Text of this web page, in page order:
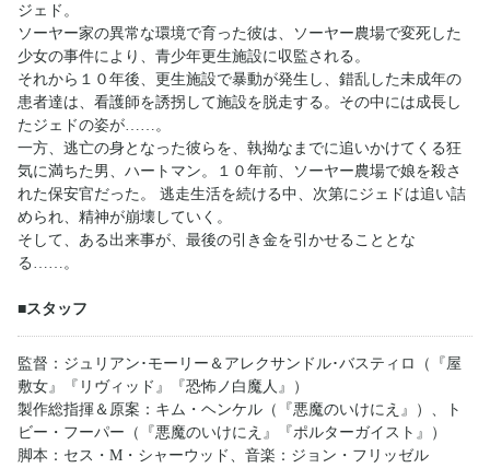
ジェド。
ソーヤー家の異常な環境で育った彼は、ソーヤー農場で変死した
少女の事件により、青少年更生施設に収監される。
それから１０年後、更生施設で暴動が発生し、錯乱した未成年の
患者達は、看護師を誘拐して施設を脱走する。その中には成長し
たジェドの姿が……。
一方、逃亡の身となった彼らを、執拗なまでに追いかけてくる狂
気に満ちた男、ハートマン。１０年前、ソーヤー農場で娘を殺さ
れた保安官だった。 逃走生活を続ける中、次第にジェドは追い詰
められ、精神が崩壊していく。
そして、ある出来事が、最後の引き金を引かせることとな
る……。
■スタッフ
監督：ジュリアン･モーリー＆アレクサンドル･バスティロ（『屋
敷女』『リヴィッド』『恐怖ノ白魔人』）
製作総指揮＆原案：キム・ヘンケル（『悪魔のいけにえ』）、ト
ビー・フーパー（『悪魔のいけにえ』『ポルターガイスト』）
脚本：セス・M・シャーウッド、音楽：ジョン・フリッゼル